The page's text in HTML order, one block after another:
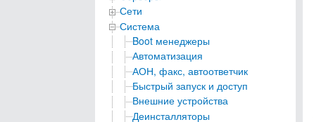
Сети
Система
Boot менеджеры
Автоматизация
АОН, факс, автоответчик
Быстрый запуск и доступ
Внешние устройства
Деинсталляторы